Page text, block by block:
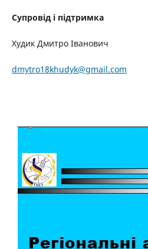
Супровід і підтримка
Худик Дмитро Іванович
dmytro18khudyk@gmail.com